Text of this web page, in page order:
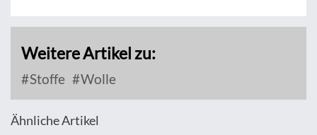
Weitere Artikel zu:
Stoffe Wolle
Ähnliche Artikel